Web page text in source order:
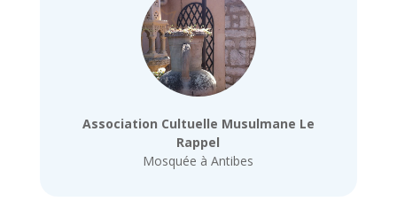
Association Cultuelle Musulmane Le
Rappel
Mosquée à Antibes